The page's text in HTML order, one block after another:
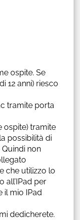
ospite. Se
12 anni) riesco
tramite porta
ospite) tramite
possibilità di
non
che utilizzo lo
all’IPad per
il mio IPad
dedicherete.